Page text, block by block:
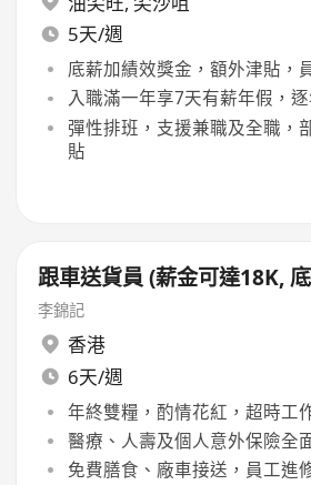
5天/週
底薪加績效獎金，額外津貼，
入職滿一年享7天有薪年假，
彈性排班，支援兼職及全職，
貼
跟車送貨員 (薪金可達18K,
李錦記
香港
6天/週
年終雙糧，酌情花紅，超時工
醫療、人壽及個人意外保險全
免費膳食、廠車接送，員工進